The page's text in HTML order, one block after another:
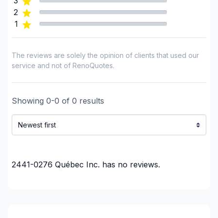
2
1
The reviews are solely the opinion of clients that used our
service and not of RenoQuotes.
Showing 0-0 of 0 results
2441-0276 Québec Inc. has no reviews.